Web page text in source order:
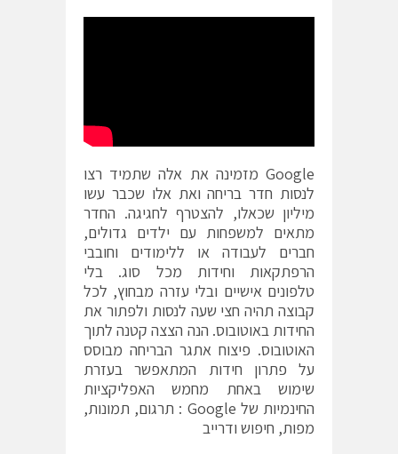
Google מזמינה את אלה שתמיד רצו
לנסות חדר בריחה ואת אלו שכבר עשו
מיליון שכאלו, להצטרף לחגיגה. החדר
מתאים למשפחות עם ילדים גדולים,
חברים לעבודה או ללימודים וחובבי
הרפתקאות וחידות מכל סוג. בלי
טלפונים אישיים ובלי עזרה מבחוץ, לכל
קבוצה תהיה חצי שעה לנסות ולפתור את
החידות באוטובוס. הנה הצצה קטנה לתוך
האוטובוס. פיצוח אתגר הבריחה מבוסס
על פתרון חידות המתאפשר בעזרת
שימוש באחת מחמש האפליקציות
החינמיות של Google : תרגום, תמונות,
מפות, חיפוש ודרייב